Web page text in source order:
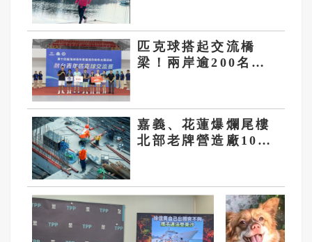
匹克球搭起交流橋
梁！兩岸逾200名青
嘉義、花蓮爆爛尾樓
北部老牌營造廠10建